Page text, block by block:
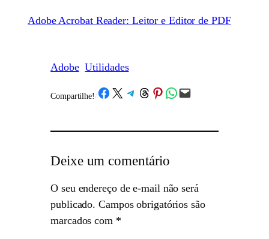
Adobe Acrobat Reader: Leitor e Editor de PDF
Adobe Utilidades
Compartilhe! /Share on Facebook
Share on X Share on Telegram
Share on Threads
Share on Pinterest
Share on WhatsApp
Email this Page
Deixe um comentário
O seu endereço de e-mail não será
publicado. Campos obrigatórios são
marcados com *